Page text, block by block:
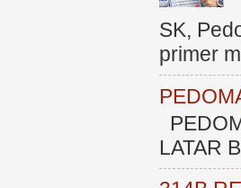
SK,
primer
LATAR